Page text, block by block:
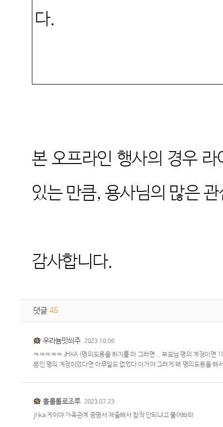
다.
본 오프라인 행사의 경우
있는 만큼, 용사님의 많은
감사합니다.
댓글 45
우라늄맛쐬주 2023.10.06
ㅋㅋㅋㅋㅋ JHKA <명의도용을 하지를 마 그러면... 부모님 명의 계정이
본인 명의 계정이었다면 아무일도 없었다 이거야 그러게 왜 명의도용을 해
홀롤롤로조루 2023.07.23
jhka 게이야 가족관계 증명서 제출해서 참작 안되냐고 물어봐라